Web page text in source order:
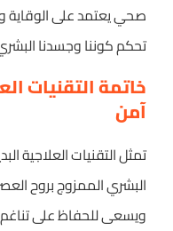
صحي يعتمد على الوقاية
تحكم كوننا وجسدنا
خاتمة التقنيات
آمن
تمثل التقنيات العلاجية
البشري الممزوج بروح
ويسعى للحفاظ على